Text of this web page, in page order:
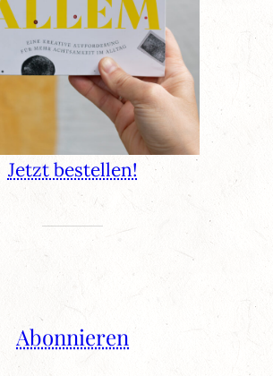
Jetzt bestellen!
Abonnieren